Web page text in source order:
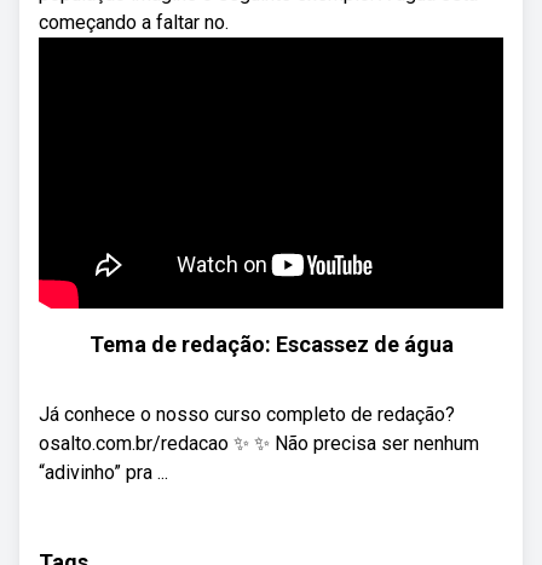
começando a faltar no.
Tema de redação: Escassez de água
Já conhece o nosso curso completo de redação?
osalto.com.br/redacao ✨ ✨ Não precisa ser nenhum
“adivinho” pra ...